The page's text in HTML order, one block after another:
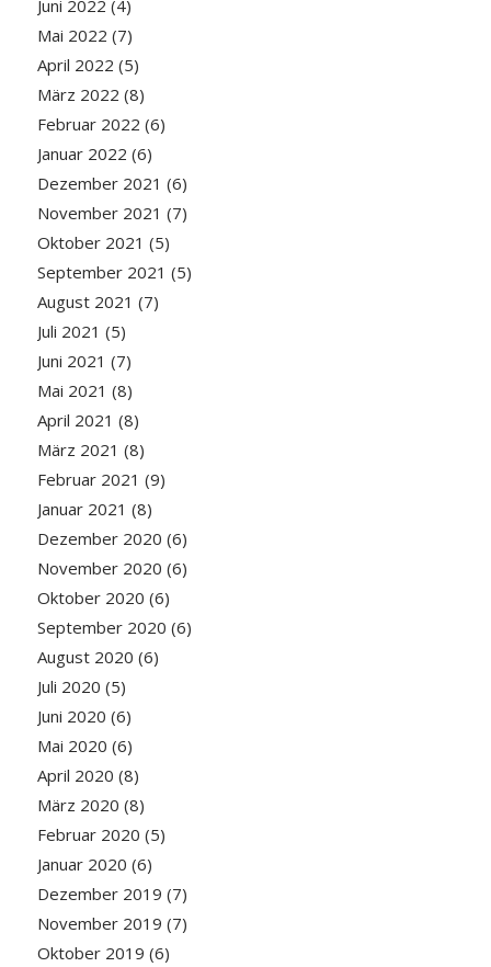
Juni 2022 (4)
Mai 2022 (7)
April 2022 (5)
März 2022 (8)
Februar 2022 (6)
Januar 2022 (6)
Dezember 2021 (6)
November 2021 (7)
Oktober 2021 (5)
September 2021 (5)
August 2021 (7)
Juli 2021 (5)
Juni 2021 (7)
Mai 2021 (8)
April 2021 (8)
März 2021 (8)
Februar 2021 (9)
Januar 2021 (8)
Dezember 2020 (6)
November 2020 (6)
Oktober 2020 (6)
September 2020 (6)
August 2020 (6)
Juli 2020 (5)
Juni 2020 (6)
Mai 2020 (6)
April 2020 (8)
März 2020 (8)
Februar 2020 (5)
Januar 2020 (6)
Dezember 2019 (7)
November 2019 (7)
Oktober 2019 (6)